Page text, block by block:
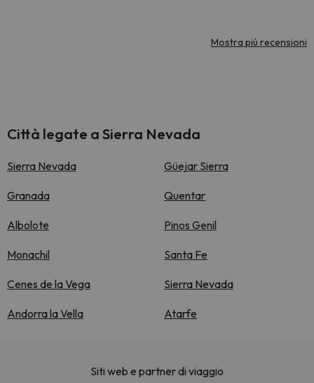
Mostra più recensioni
Città legate a Sierra Nevada
Sierra Nevada Güejar Sierra
Granada Quentar
Albolote Pinos Genil
Monachil Santa Fe
Cenes de la Vega Sierra Nevada
Andorra la Vella Atarfe
Siti web e partner di viaggio